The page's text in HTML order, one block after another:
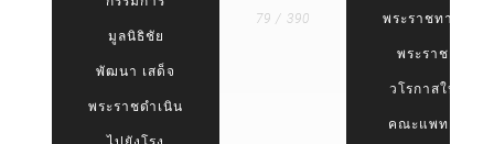
มูลนิธิชัย
พัฒนา เสด็จ
พระราชดำเนิน
79 / 390 พระราชทาน
พระราช
วโรกาสให้
คณะแพทย์